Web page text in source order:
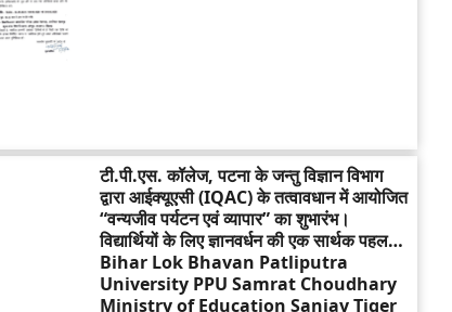
टी.पी.एस. कॉलेज, पटना के जन्तु विज्ञान विभाग
द्वारा आईक्यूएसी (IQAC) के तत्वावधान में आयोजित
“वन्यजीव पर्यटन एवं व्यापार” का शुभारंभ।
विद्यार्थियों के लिए ज्ञानवर्धन की एक सार्थक पहल…
Bihar Lok Bhavan Patliputra
University PPU Samrat Choudhary
Ministry of Education Sanjay Tiger